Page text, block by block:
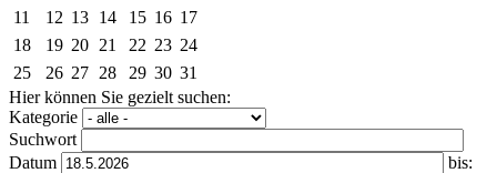
11
12 13 14 15 16 17
18
19 20 21 22 23 24
25
26 27 28 29 30 31
Hier können Sie gezielt suchen:
Kategorie
Suchwort
Datum
bis: